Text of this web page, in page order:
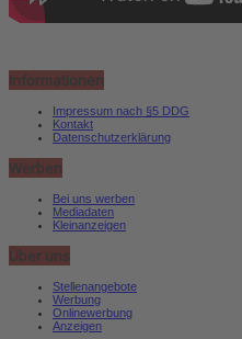
Informationen
Impressum nach §5 DDG
Kontakt
Datenschutzerklärung
Werben
Bei uns werben
Mediadaten
Kleinanzeigen
Über uns
Stellenangebote
Werbung
Onlinewerbung
Anzeigen